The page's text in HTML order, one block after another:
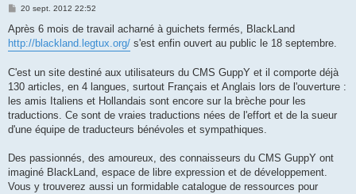
M
s
a
20 sept. 2012 22:52
Après 6 mois de travail acharné à guichets fermés, BlackLand
http://blackland.legtux.org/ s'est enfin ouvert au public le 18 septembre.
C'est un site destiné aux utilisateurs du CMS GuppY et il comporte déjà
130 articles, en 4 langues, surtout Français et Anglais lors de l'ouverture :
les amis Italiens et Hollandais sont encore sur la brèche pour les
traductions. Ce sont de vraies traductions nées de l'effort et de la sueur
d'une équipe de traducteurs bénévoles et sympathiques.
Des passionnés, des amoureux, des connaisseurs du CMS GuppY ont
imaginé BlackLand, espace de libre expression et de développement.
Vous y trouverez aussi un formidable catalogue de ressources pour